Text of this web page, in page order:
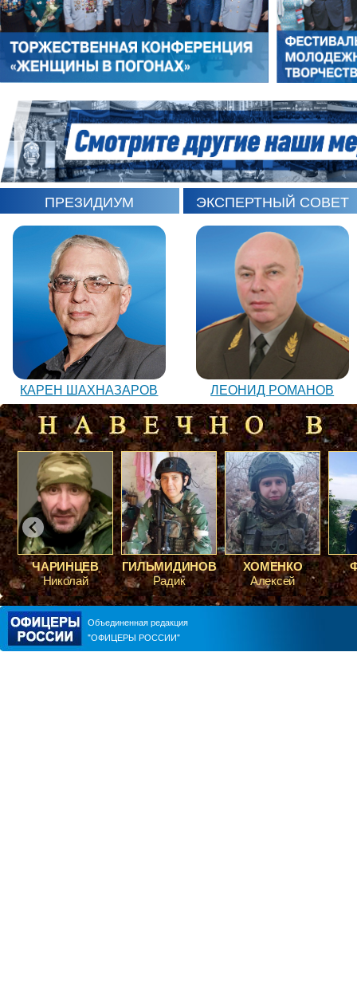
ПРЕЗИДИУМ
РОМАН ШКУРЛАТОВ
ИГОРЬ ШЕВЧУК
КАРЕН ШАХНАЗАРОВ
ЮРИЙ ШАРАГОРОВ
ЭКСПЕРТНЫЙ СОВЕТ
ВЛАДИМИР СЕМЕРДА
СЕРГЕЙ САМИНСКИЙ
ЛЕОНИД РОМАНОВ
ВАЛЕРИЙ ПОСТНИКОВ
ГИЛЬМИДИНОВ
Радик
ХОМЕНКО
Алексей
ФЕДИНА
Роман
Объединенная редакция
"ОФИЦЕРЫ РОССИИ"